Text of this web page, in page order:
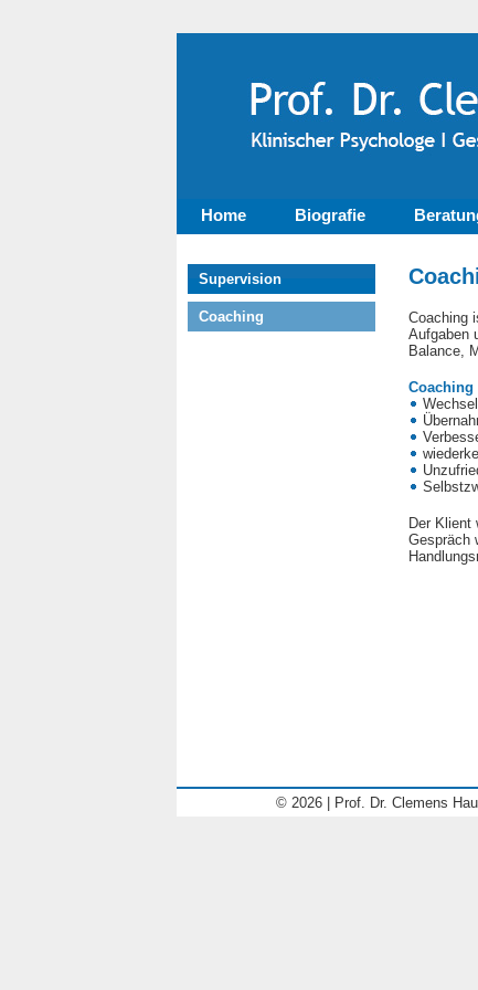
Home Biografie
Supervision
Coaching
Coaching
Aufgaben
Balance,
Der Klient
Gespräch
© 2026 | Prof. Dr. Clemens